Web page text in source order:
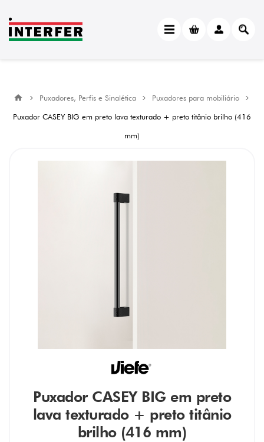
Puxadores, Perfis e Sinalética
Puxadores para mobiliário
Puxador CASEY BIG em preto lava texturado + preto titânio brilho (416
mm)
Puxador CASEY BIG em preto
lava texturado + preto titânio
brilho (416 mm)